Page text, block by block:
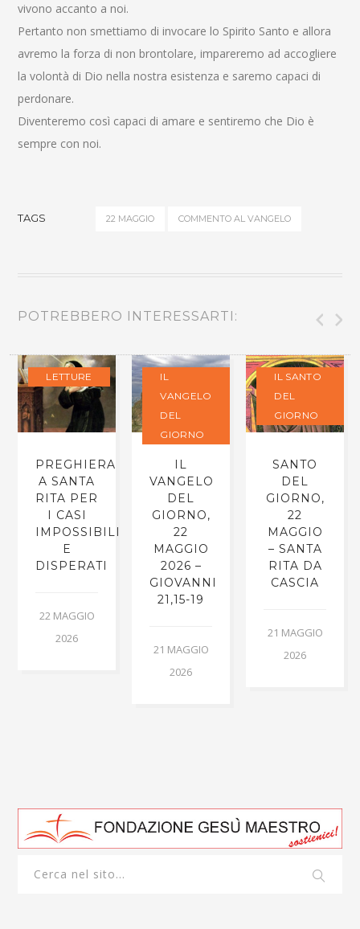
vivono accanto a noi.
Pertanto non smettiamo di invocare lo Spirito Santo e allora
avremo la forza di non brontolare, impareremo ad accogliere
la volontà di Dio nella nostra esistenza e saremo capaci di
perdonare.
Diventeremo così capaci di amare e sentiremo che Dio è
sempre con noi.
TAGS 22 MAGGIO COMMENTO AL VANGELO
POTREBBERO INTERESSARTI:
LETTURE
PREGHIERA
A SANTA
RITA PER
I CASI
IMPOSSIBILI
E
DISPERATI
22 MAGGIO
2026
IL
VANGELO
DEL
GIORNO
IL
VANGELO
DEL
GIORNO,
22
MAGGIO
2026 –
GIOVANNI
21,15-19
21 MAGGIO
2026
IL SANTO
DEL
GIORNO
SANTO
DEL
GIORNO,
22
MAGGIO
– SANTA
RITA DA
CASCIA
21 MAGGIO
2026